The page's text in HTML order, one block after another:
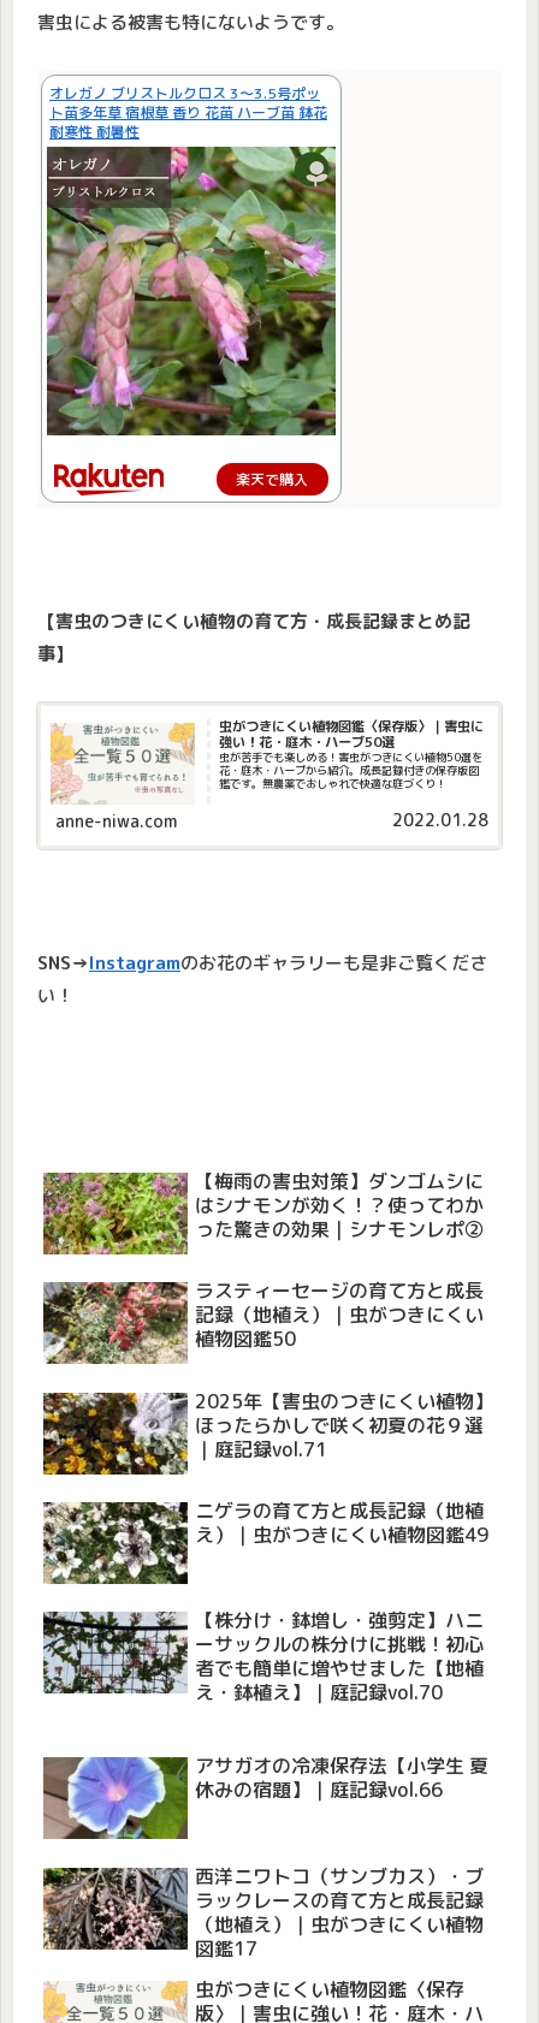
害虫による被害も特にないようです。
オレガノ ブリストルクロス 3〜3.5号ポッ
ト苗多年草 宿根草 香り 花苗 ハーブ苗 鉢花
耐寒性 耐暑性
楽天で購入
【害虫のつきにくい植物の育て方・成長記録まとめ記
事】
虫がつきにくい植物図鑑〈保存版〉｜害虫に
強い！花・庭木・ハーブ50選
虫が苦手でも楽しめる！害虫がつきにくい植物50選を
花・庭木・ハーブから紹介。成長記録付きの保存版図
鑑です。無農薬でおしゃれで快適な庭づくり！
anne-niwa.com 2022.01.28
SNS→Instagramのお花のギャラリーも是非ご覧くださ
い！
【梅雨の害虫対策】ダンゴムシに
はシナモンが効く！？使ってわか
った驚きの効果｜シナモンレポ②
ラスティーセージの育て方と成長
記録（地植え）｜虫がつきにくい
植物図鑑50
2025年【害虫のつきにくい植物】
ほったらかしで咲く初夏の花９選
｜庭記録vol.71
ニゲラの育て方と成長記録（地植
え）｜虫がつきにくい植物図鑑49
【株分け・鉢増し・強剪定】ハニ
ーサックルの株分けに挑戦！初心
者でも簡単に増やせました【地植
え・鉢植え】｜庭記録vol.70
アサガオの冷凍保存法【小学生 夏
休みの宿題】｜庭記録vol.66
西洋ニワトコ（サンブカス）・ブ
ラックレースの育て方と成長記録
（地植え）｜虫がつきにくい植物
図鑑17
虫がつきにくい植物図鑑〈保存
版〉｜害虫に強い！花・庭木・ハ